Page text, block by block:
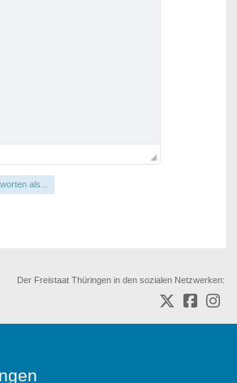
als...
Der Freistaat Thüringen in den sozialen Netzwerken: